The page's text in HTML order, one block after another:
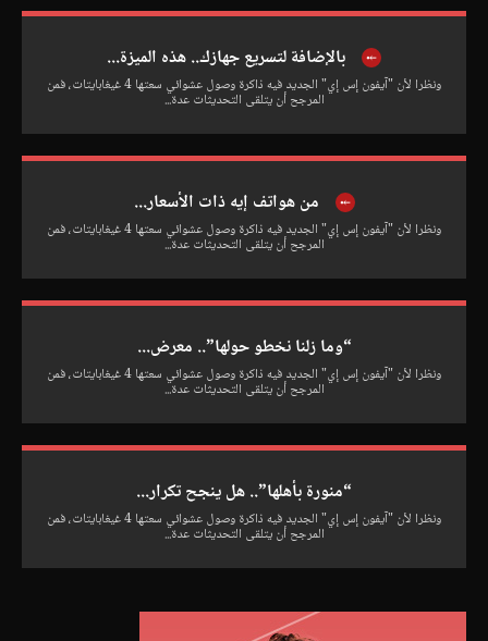
بالإضافة لتسريع جهازك.. هذه الميزة...
ونظرا لأن "آيفون إس إي" الجديد فيه ذاكرة وصول عشوائي سعتها 4 غيغابايتات، فمن
المرجح أن يتلقى التحديثات عدة...
من هواتف إيه ذات الأسعار...
ونظرا لأن "آيفون إس إي" الجديد فيه ذاكرة وصول عشوائي سعتها 4 غيغابايتات، فمن
المرجح أن يتلقى التحديثات عدة...
“وما زلنا نخطو حولها”.. معرض...
ونظرا لأن "آيفون إس إي" الجديد فيه ذاكرة وصول عشوائي سعتها 4 غيغابايتات، فمن
المرجح أن يتلقى التحديثات عدة...
“منورة بأهلها”.. هل ينجح تكرار...
ونظرا لأن "آيفون إس إي" الجديد فيه ذاكرة وصول عشوائي سعتها 4 غيغابايتات، فمن
المرجح أن يتلقى التحديثات عدة...